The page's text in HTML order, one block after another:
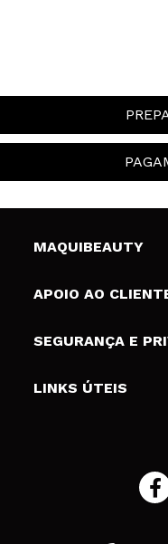
MAQUIBEAUTY
Sobre nós
Gift Cards
APOIO AO
Envios e
Formas de
SEGURANÇA E
Termos e
LINKS ÚTEIS